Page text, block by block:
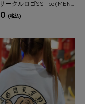
ークルロゴSS Tee(MEN
(税込)